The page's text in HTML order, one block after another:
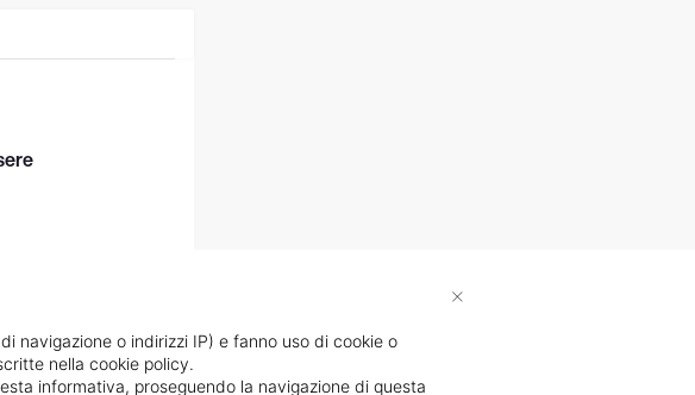
navigazione o indirizzi IP) e fanno uso di cookie o
nella cookie policy.
informativa, proseguendo la navigazione di questa
×